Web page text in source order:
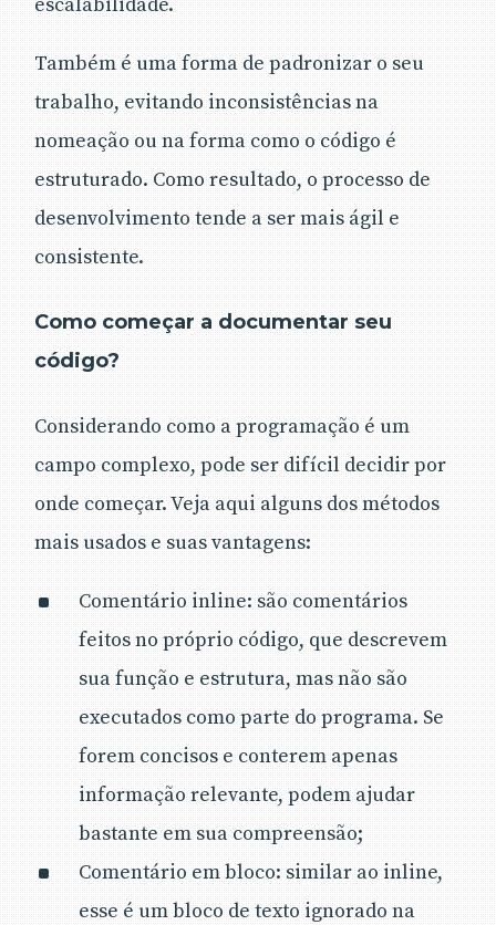
Também é uma forma de padronizar o seu
trabalho, evitando inconsistências na
nomeação ou na forma como o código é
estruturado. Como resultado, o processo de
desenvolvimento tende a ser mais ágil e
consistente.
Como começar a documentar seu
código?
Considerando como a programação é um
campo complexo, pode ser difícil decidir por
onde começar. Veja aqui alguns dos métodos
mais usados e suas vantagens:
Comentário inline: são comentários
feitos no próprio código, que descrevem
sua função e estrutura, mas não são
executados como parte do programa. Se
forem concisos e conterem apenas
informação relevante, podem ajudar
bastante em sua compreensão;
Comentário em bloco: similar ao inline,
esse é um bloco de texto ignorado na